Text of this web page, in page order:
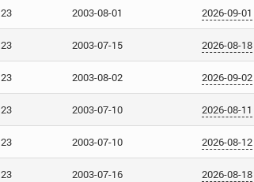
23 2003-08-01 2026-09-01
23 2003-07-15 2026-08-18
23 2003-08-02 2026-09-02
23 2003-07-10 2026-08-11
23 2003-07-10 2026-08-12
23 2003-07-16 2026-08-18